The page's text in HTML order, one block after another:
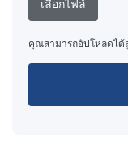
เลือกไฟล์
คุณสามารถอัปโหลดได้